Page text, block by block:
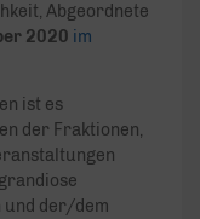
Abgeordnete
2020 im
ist es
der Fraktionen,
und der/dem